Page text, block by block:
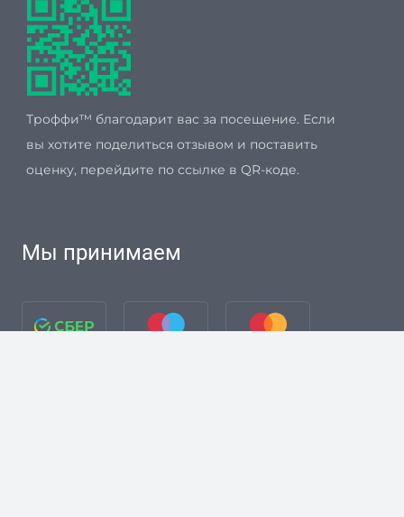
Троффи™ благодарит вас за посещение. Если
вы хотите поделиться отзывом и поставить
оценку, перейдите по ссылке в QR-коде.
Мы принимаем